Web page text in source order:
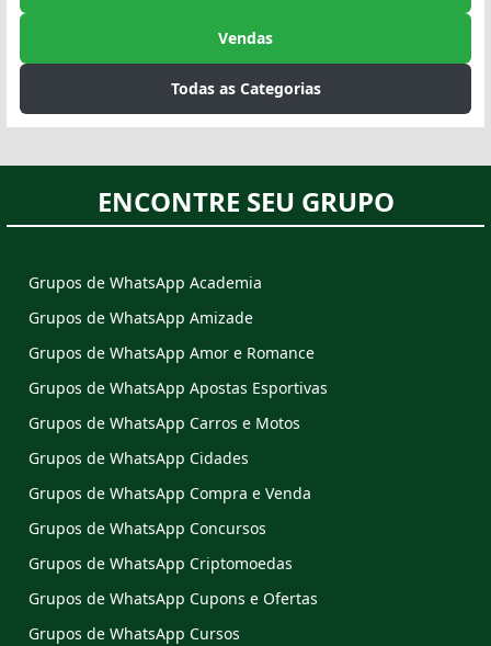
Vendas
Todas as Categorias
ENCONTRE SEU GRUPO
Grupos de WhatsApp Academia
Grupos de WhatsApp Amizade
Grupos de WhatsApp Amor e Romance
Grupos de WhatsApp Apostas Esportivas
Grupos de WhatsApp Carros e Motos
Grupos de WhatsApp Cidades
Grupos de WhatsApp Compra e Venda
Grupos de WhatsApp Concursos
Grupos de WhatsApp Criptomoedas
Grupos de WhatsApp Cupons e Ofertas
Grupos de WhatsApp Cursos